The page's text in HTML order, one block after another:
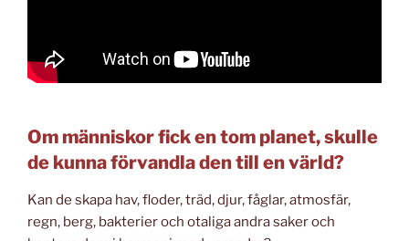
Om människor fick en tom planet, skulle
de kunna förvandla den till en värld?
Kan de skapa hav, floder, träd, djur, fåglar, atmosfär,
regn, berg, bakterier och otaliga andra saker och